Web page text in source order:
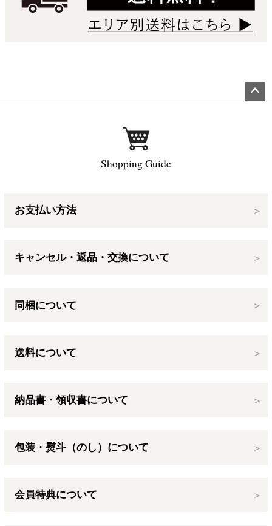
Shopping Guide
お支払い方法
キャンセル・返品・交換について
同梱について
送料について
納品書・領収書について
包装・熨斗（のし）について
会員特典について